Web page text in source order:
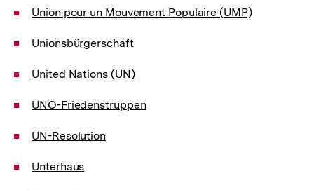
Union pour un Mouvement Populaire (UMP)
Unionsbürgerschaft
United Nations (UN)
UNO-Friedenstruppen
UN-Resolution
Unterhaus